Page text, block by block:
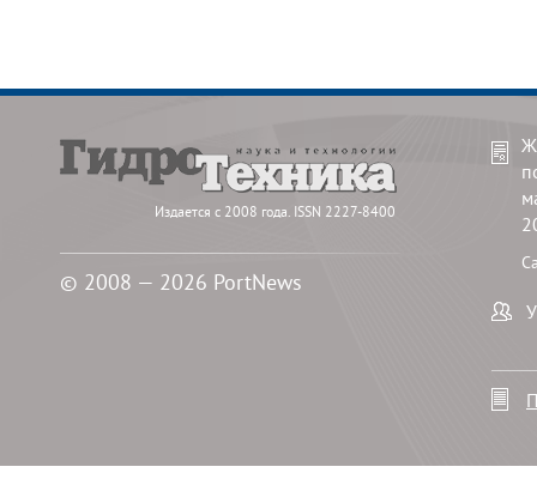
Издается с 2008 года. ISSN 2227-8400
© 2008 — 2026 PortNews